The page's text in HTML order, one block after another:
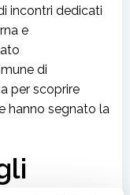
incontri dedicati
e
di
per scoprire
hanno segnato la